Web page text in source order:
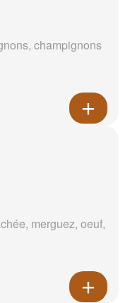
champignons
merguez, oeuf,